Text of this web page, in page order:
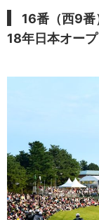
16番（西9番
18年日本オー